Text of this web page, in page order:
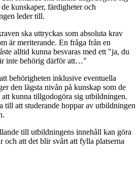
kunskaper, färdigheter och
leder till.
ska uttryckas som absoluta krav
är meriterande. En fråga från en
alltid kunna besvaras med ett "ja, du
inte behörig därför att…"
behörigheten inklusive eventuella
den lägsta nivån på kunskap som de
att kunna tillgodogöra sig utbildningen.
till att studerande hoppar av utbildningen
till utbildningens innehåll kan göra
och att det blir svårt att fylla platserna